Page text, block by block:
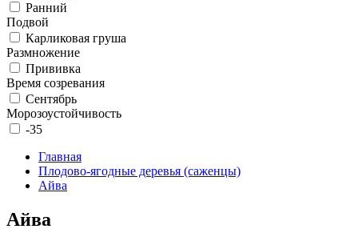
Ранний
Подвой
Карликовая груша
Размножение
Прививка
Время созревания
Сентябрь
Морозоустойчивость
-35
Главная
Плодово-ягодные деревья (саженцы)
Айва
Айва